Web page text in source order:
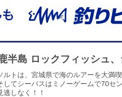
半島 ロックフィッシュ
ルトは、宮城県で海のルアーを大満
してシーバスはミノーゲームで70セ
しなく！！